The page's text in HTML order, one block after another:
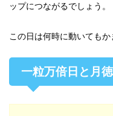
ップにつながるでしょう。
この日は何時に動いてもか
一粒万倍日と月